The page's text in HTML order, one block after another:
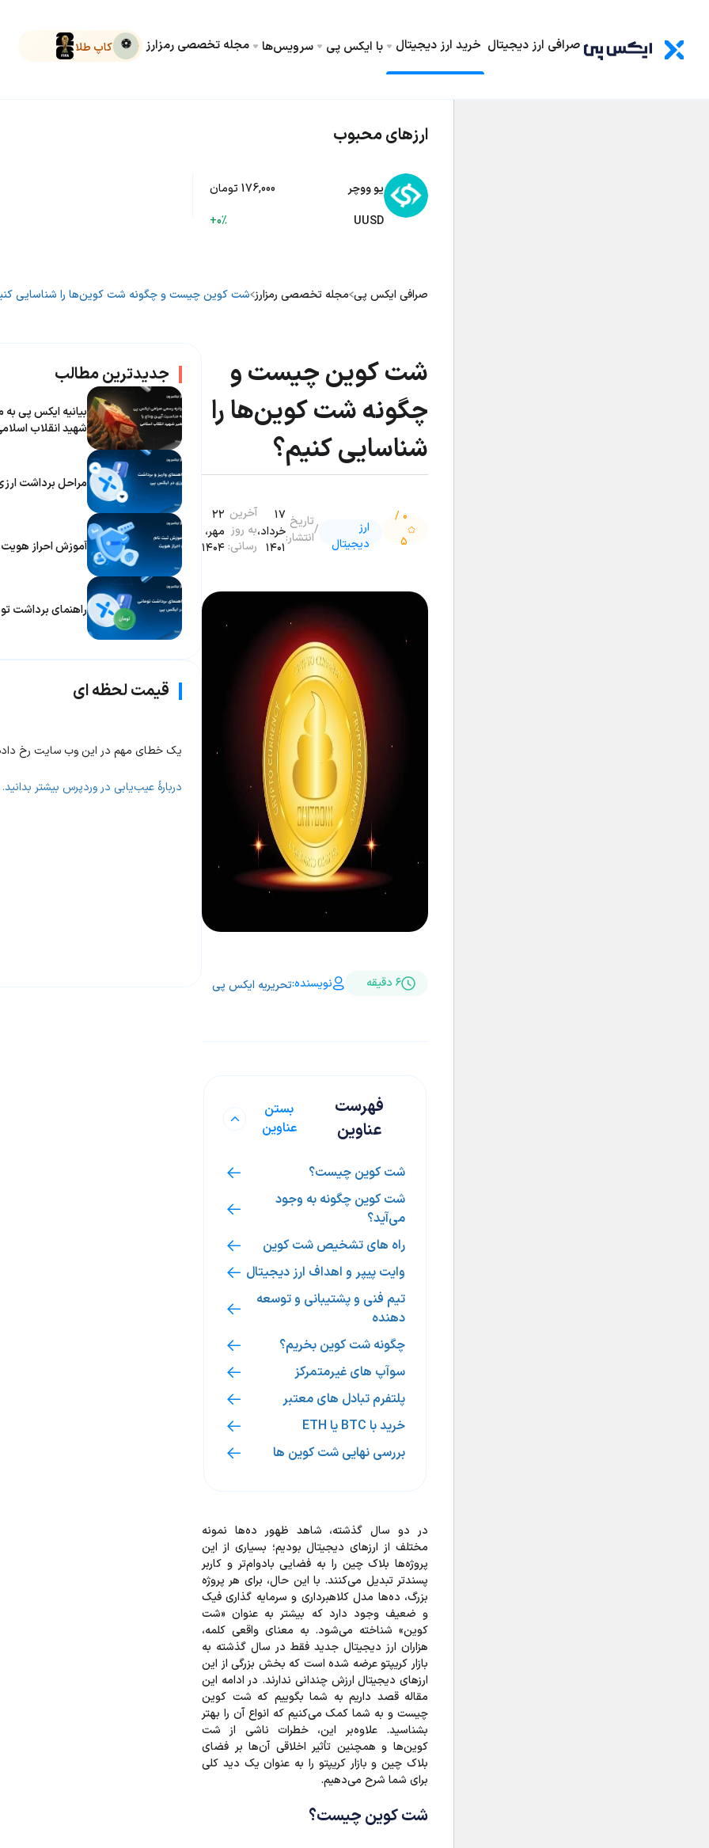
صرافی ارز دیجیتال خرید ارز دیجیتال با ایکس پی سرویس‌ها مجله تخصصی رمزارز ⚽ کاپ طلا
ارزهای محبوب
یو ووچر
UUSD
176,000 تومان
+0%
صرافی ایکس پی مجله تخصصی رمزارز شت کوین‌ چیست و چگونه شت کوین‌ها را شناسایی
شت کوین‌ چیست و
چگونه شت کوین‌ها را
شناسایی کنیم؟
۰ /
۵
ارز
دیجیتال
/تاریخ
انتشار:
۱۷
خرداد،
۱۴۰۱
آخرین
به روز
رسانی:
۲۲
مهر،
۱۴۰۴
۶ دقیقه نویسنده:تحریریه ایکس پی
فهرست
عناوین
بستن
عناوین
شت کوین‌ چیست؟
شت کوین چگونه به وجود
می‌آید؟
راه های تشخیص شت کوین
وایت پیپر و اهداف ارز دیجیتال
تیم فنی و پشتیبانی و توسعه
دهنده
چگونه شت کوین بخریم؟
سوآپ های غیرمتمرکز
پلتفرم تبادل های معتبر
خرید با BTC یا ETH
بررسی نهایی شت کوین ها
در دو سال گذشته، شاهد ظهور ده‌ها نمونه
مختلف از ارزهای دیجیتال بودیم؛ بسیاری از این
پروژه‌ها بلاک چین را به فضایی بادوام‌تر و کاربر
پسند‌تر تبدیل می‌کنند. با این حال، برای هر پروژه
بزرگ، ده‌ها مدل کلاهبرداری و سرمایه گذاری فیک
و ضعیف وجود دارد که بیشتر به عنوان «شت
کوین» شناخته می‌شود. به معنای واقعی کلمه،
هزاران ارز دیجیتال جدید فقط در سال گذشته به
بازار کریپتو عرضه شده است که بخش بزرگی از این
ارزهای دیجیتال ارزش چندانی ندارند. در ادامه این
مقاله قصد داریم به شما بگوییم که شت کوین‌
چیست و به شما کمک می‌کنیم که انواع آن را بهتر
بشناسید. علاوه‌بر این، خطرات ناشی از شت‌
کوین‌ها و همچنین تأثیر اخلاقی آن‌ها بر فضای
بلاک چین و بازار کریپتو را به ‌عنوان یک دید کلی
برای شما شرح می‌دهیم.
شت کوین‌ چیست؟
جدیدترین مطالب
بیانیه ایکس پی به
شهید انقلاب
مراحل برداشت
آموزش احراز
راهنمای برداشت
قیمت لحظه ای
یک خطای مهم در این وب سایت رخ
دربارهٔ عیب‌یابی در وردپرس بیشتر بدانید.